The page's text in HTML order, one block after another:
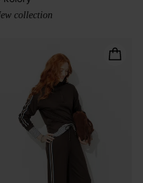
New collection